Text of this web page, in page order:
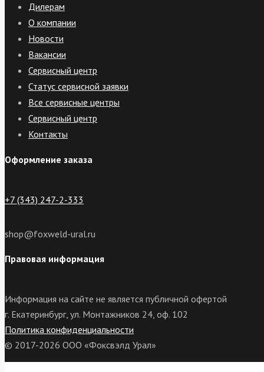
Дилерам
О компании
Новости
Вакансии
Сервисный центр
Статус сервисной заявки
Все сервисные центры
Сервисный центр
Контакты
Оформление заказа
+7 (343) 247-2-333
shop@foxweld-ural.ru
Правовая информация
Информация на сайте не является публичной офертой
г. Екатеринбург, ул. Монтажников 24, оф. 102
Политика конфиденциальности
© 2017-2026 ООО «Фоксвэлд Урал»